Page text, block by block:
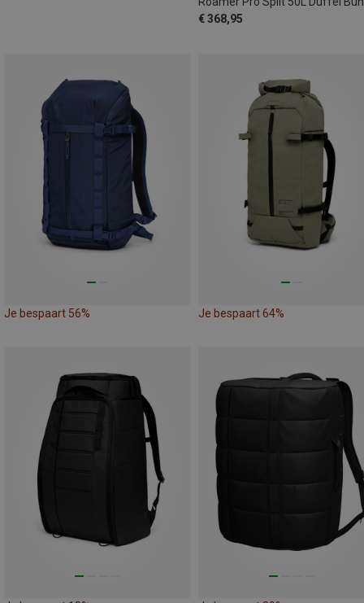
€ 368,95
Je bespaart 56% Je bespaart 64%